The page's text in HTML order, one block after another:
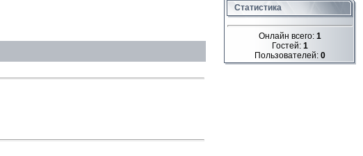
Статистика
Онлайн всего: 1
Гостей: 1
Пользователей: 0